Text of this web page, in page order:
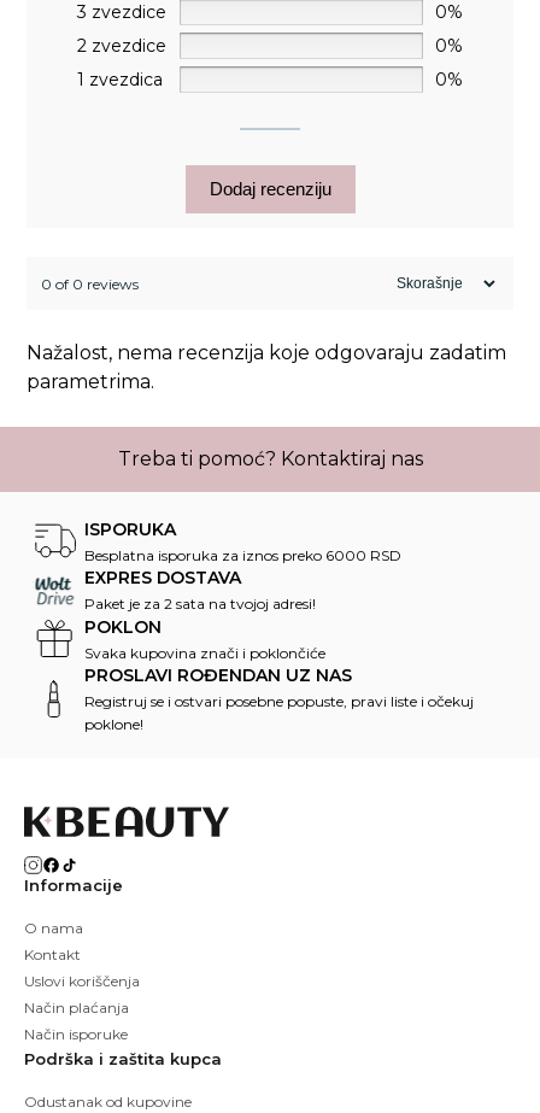
3 zvezdice
0%
2 zvezdice
0%
1 zvezdica
0%
Dodaj recenziju
0 of 0 reviews
Nažalost, nema recenzija koje odgovaraju zadatim
parametrima.
Treba ti pomoć? Kontaktiraj nas
ISPORUKA
Besplatna isporuka za iznos preko 6000 RSD
EXPRES DOSTAVA
Paket je za 2 sata na tvojoj adresi!
POKLON
Svaka kupovina znači i poklončiće
PROSLAVI ROĐENDAN UZ NAS
Registruj se i ostvari posebne popuste, pravi liste i očekuj
poklone!
Informacije
O nama
Kontakt
Uslovi koriščenja
Način plaćanja
Način isporuke
Podrška i zaštita kupca
Odustanak od kupovine